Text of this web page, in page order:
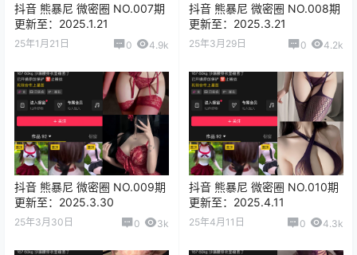
抖音 熊暴尼 微密圈 NO.007期
更新至：2025.1.21
25年1月21日 0 4.9k
抖音 熊暴尼 微密圈 NO.008期
更新至：2025.3.21
25年3月29日 0 4.2k
抖音 熊暴尼 微密圈 NO.009期
更新至：2025.3.30
25年3月30日 0 3k
抖音 熊暴尼 微密圈 NO.010期
更新至：2025.4.11
25年4月11日 0 4.3k